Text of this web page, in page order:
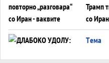
Трамп
со
од
Tема